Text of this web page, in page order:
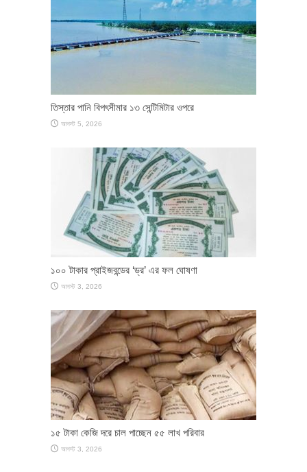
তিস্তার পানি বিপৎসীমার ১৩ সেন্টিমিটার ওপরে
আগস্ট 5, 2026
১০০ টাকার প্রাইজবন্ডের ‘ড্র’ এর ফল ঘোষণা
আগস্ট 3, 2026
১৫ টাকা কেজি দরে চাল পাচ্ছেন ৫৫ লাখ পরিবার
আগস্ট 3, 2026